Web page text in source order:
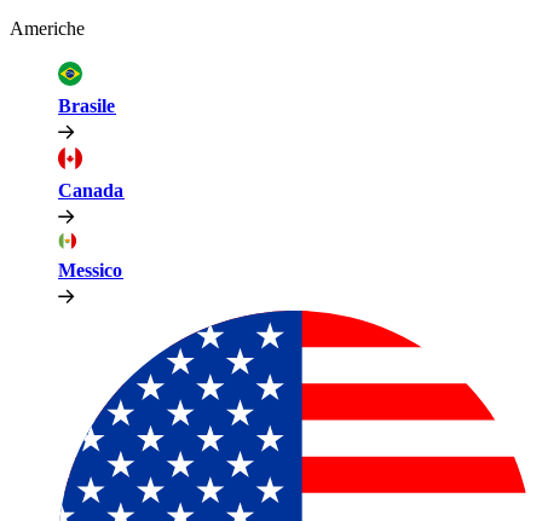
Americhe​​
Brasile​​
Canada​​
Messico​​